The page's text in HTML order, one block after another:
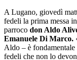
A Lugano, giovedì
fedeli la prima messa
parroco don Aldo
Emanuele Di Marco.
Aldo – è fondamentale
fedeli che non lo